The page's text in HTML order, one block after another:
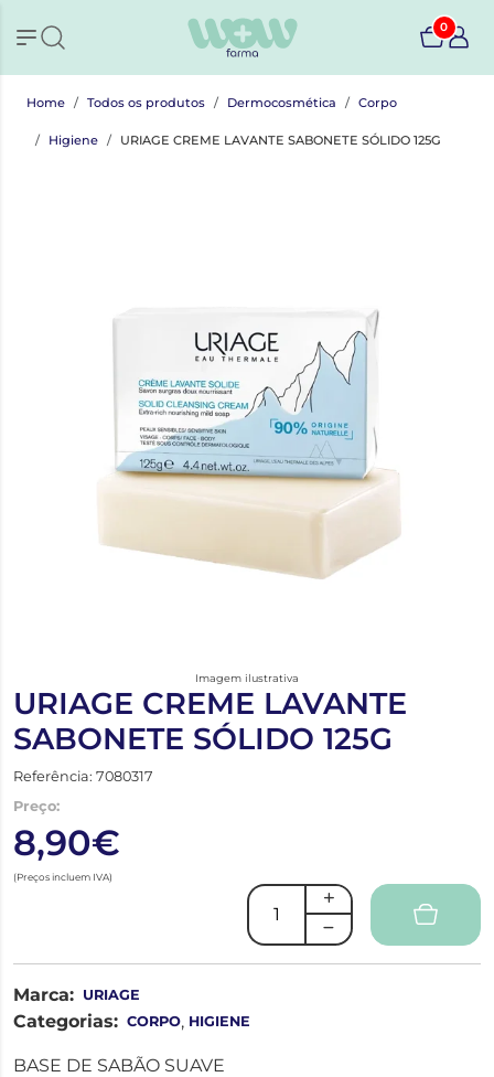
0
Home Todos os produtos Dermocosmética Corpo
Higiene URIAGE CREME LAVANTE SABONETE SÓLIDO 125G
Imagem ilustrativa
URIAGE CREME LAVANTE
SABONETE SÓLIDO 125G
Referência: 7080317
Preço:
8,90€
(Preços incluem IVA)
Marca: URIAGE
Categorias: CORPO, HIGIENE
BASE DE SABÃO SUAVE